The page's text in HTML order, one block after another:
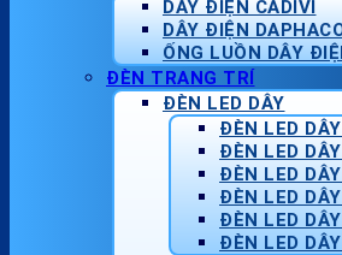
DÂY ĐIỆN CADIVI
DÂY ĐIỆN
ỐNG LUỒN DÂY
ĐÈN TRANG TRÍ
ĐÈN LED DÂY
ĐÈN LED
ĐÈN LED
ĐÈN LED
ĐÈN LED
ĐÈN LED
ĐÈN LED